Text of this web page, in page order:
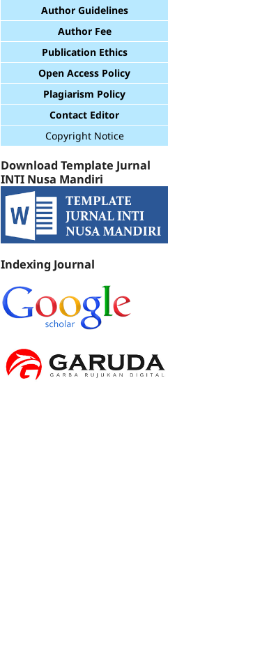
Author Guidelines
Author Fee
Publication Ethics
Open Access Policy
Plagiarism Policy
Contact Editor
Copyright Notice
Download Template Jurnal
INTI Nusa Mandiri
Indexing Journal